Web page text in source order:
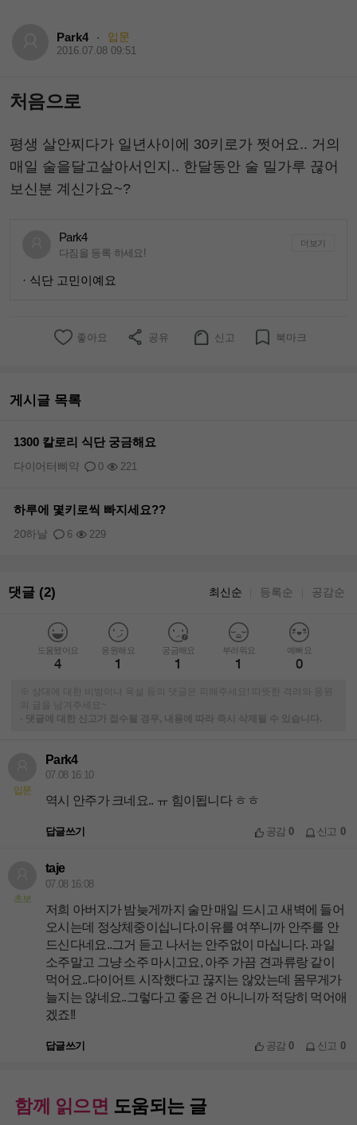
Park4 · 입문
2016.07.08 09:51
처음으로
평생 살안찌다가 일년사이에 30키로가 쩟어요.. 거의
매일 술을달고살아서인지.. 한달동안 술 밀가루 끊어
보신분 계신가요~?
Park4
다짐을 등록 하세요!
더보기
· 식단 고민이예요
좋아요 공유 신고 북마크
게시글 목록
1300 칼로리 식단 궁금해요
0 221
다이어터삐약
하루에 몇키로씩 빠지세요??
6 229
20하날
댓글 (2) 최신순 등록순 공감순
도움됐어요
4
응원해요
1
궁금해요
1
부러워요
1
예뻐요
0
※ 상대에 대한 비방이나 욕설 등의 댓글은 피해주세요! 따뜻한 격려와 응원
의 글을 남겨주세요~
-
댓글에 대한 신고가 접수될 경우, 내용에 따라 즉시 삭제될 수 있습니다.
입문
Park4
07.08 16:10
역시 안주가 크네요.. ㅠ 힘이됩니다 ㅎㅎ
답글쓰기 공감0 신고 0
초보
taje
07.08 16:08
저희 아버지가 밤늦게까지 술만 매일 드시고 새벽에 들어
오시는데 정상체중이십니다.이유를 여쭈니까 안주를 안
드신다네요..그거 듣고 나서는 안주없이 마십니다. 과일
소주말고 그냥 소주 마시고요, 아주 가끔 견과류랑 같이
먹어요..다이어트 시작했다고 끊지는 않았는데 몸무게가
늘지는 않네요..그렇다고 좋은 건 아니니까 적당히 먹어애
겠죠!!
답글쓰기 공감0 신고 0
함께 읽으면 도움되는 글